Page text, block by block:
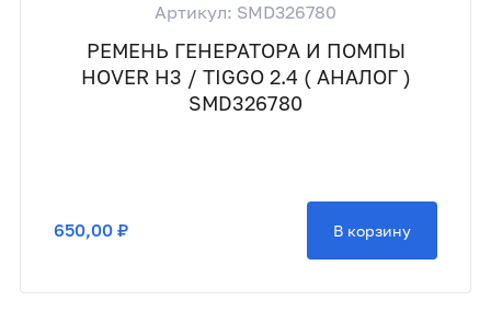
Артикул: SMD326780
РЕМЕНЬ ГЕНЕРАТОРА И ПОМПЫ
HOVER H3 / TIGGO 2.4 ( АНАЛОГ )
SMD326780
650,00 ₽ В корзину